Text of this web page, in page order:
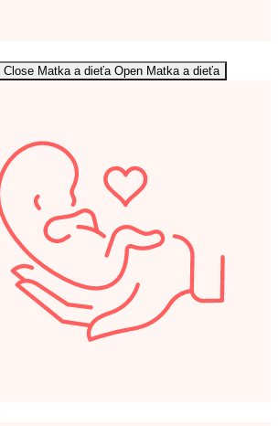
Close Matka a dieťa Open Matka a dieťa